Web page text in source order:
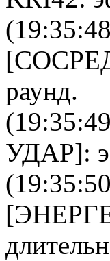
[
раунд.
УДАР]:
[